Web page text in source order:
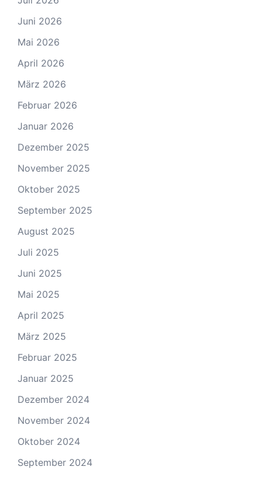
Juni 2026
Mai 2026
April 2026
März 2026
Februar 2026
Januar 2026
Dezember 2025
November 2025
Oktober 2025
September 2025
August 2025
Juli 2025
Juni 2025
Mai 2025
April 2025
März 2025
Februar 2025
Januar 2025
Dezember 2024
November 2024
Oktober 2024
September 2024